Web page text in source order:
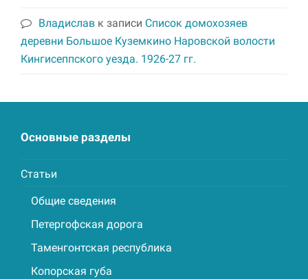
Владислав к записи Список домохозяев
деревни Большое Куземкино Наровской волости
Кингисеппского уезда. 1926-27 гг.
Основные разделы
Статьи
Общие сведения
Петергофская дорога
Таменгонтская республика
Копорская губа